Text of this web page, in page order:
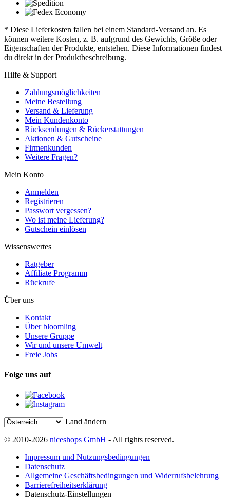
* Diese Lieferkosten fallen bei einem Standard-Versand an. Es
können weitere Kosten, z. B. aufgrund des Gewichts, Größe oder
Eigenschaften der Produkte, entstehen. Diese Informationen findest
du direkt in der Produktbeschreibung.
Hilfe & Support
Zahlungsmöglichkeiten
Meine Bestellung
Versand & Lieferung
Mein Kundenkonto
Rücksendungen & Rückerstattungen
Aktionen & Gutscheine
Firmenkunden
Weitere Fragen?
Mein Konto
Anmelden
Registrieren
Passwort vergessen?
Wo ist meine Lieferung?
Gutschein einlösen
Wissenswertes
Ratgeber
Affiliate Programm
Rückrufe
Über uns
Kontakt
Über bloomling
Unsere Gruppe
Wir und unsere Umwelt
Freie Jobs
Folge uns auf
Land ändern
© 2010-2026 niceshops GmbH - All rights reserved.
Impressum und Nutzungsbedingungen
Datenschutz
Allgemeine Geschäftsbedingungen und Widerrufsbelehrung
Barrierefreiheitserklärung
Datenschutz-Einstellungen